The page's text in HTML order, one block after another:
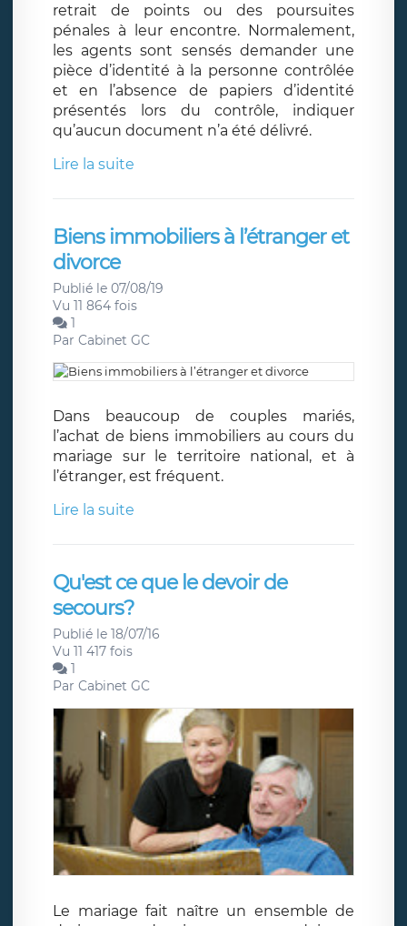
retrait de points ou des poursuites
pénales à leur encontre. Normalement,
les agents sont sensés demander une
pièce d’identité à la personne contrôlée
et en l’absence de papiers d’identité
présentés lors du contrôle, indiquer
qu’aucun document n’a été délivré.
Lire la suite
Biens immobiliers à l’étranger et
divorce
Publié le 07/08/19
Vu 11 864 fois
1
Par Cabinet GC
Dans beaucoup de couples mariés,
l’achat de biens immobiliers au cours du
mariage sur le territoire national, et à
l’étranger, est fréquent.
Lire la suite
Qu'est ce que le devoir de
secours?
Publié le 18/07/16
Vu 11 417 fois
1
Par Cabinet GC
Le mariage fait naître un ensemble de